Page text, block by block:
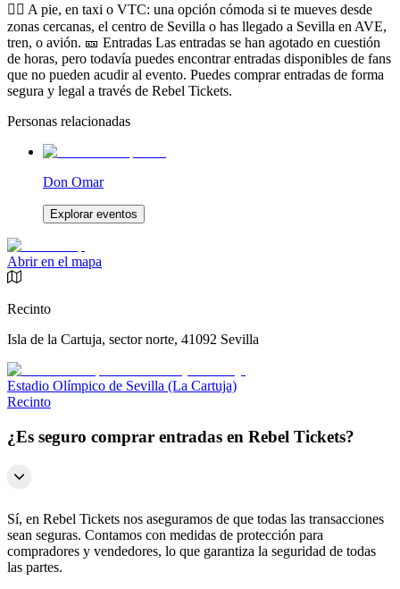
🚶‍♂️ A pie, en taxi o VTC: una opción cómoda si te mueves desde
zonas cercanas, el centro de Sevilla o has llegado a Sevilla en AVE,
tren, o avión. 🎫 Entradas Las entradas se han agotado en cuestión
de horas, pero todavía puedes encontrar entradas disponibles de fans
que no pueden acudir al evento. Puedes comprar entradas de forma
segura y legal a través de Rebel Tickets.
Personas relacionadas
Don Omar
Explorar eventos
Abrir en el mapa
Recinto
Isla de la Cartuja, sector norte, 41092 Sevilla
Estadio Olímpico de Sevilla (La Cartuja)
Recinto
¿Es seguro comprar entradas en Rebel Tickets?
Sí, en Rebel Tickets nos aseguramos de que todas las transacciones
sean seguras. Contamos con medidas de protección para
compradores y vendedores, lo que garantiza la seguridad de todas
las partes.